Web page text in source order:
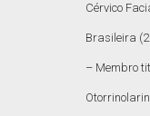
Cérvico
Brasileira
– Membro